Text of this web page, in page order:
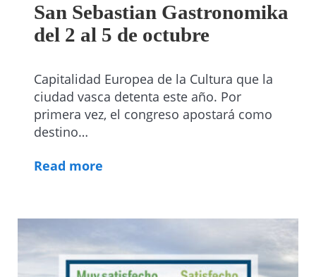
San Sebastian Gastronomika
del 2 al 5 de octubre
Capitalidad Europea de la Cultura que la
ciudad vasca detenta este año. Por
primera vez, el congreso apostará como
destino…
Read more